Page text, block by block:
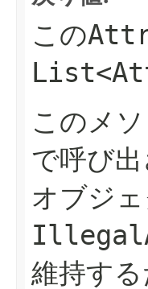
この
このメ
で呼び出
オブジ
維持す